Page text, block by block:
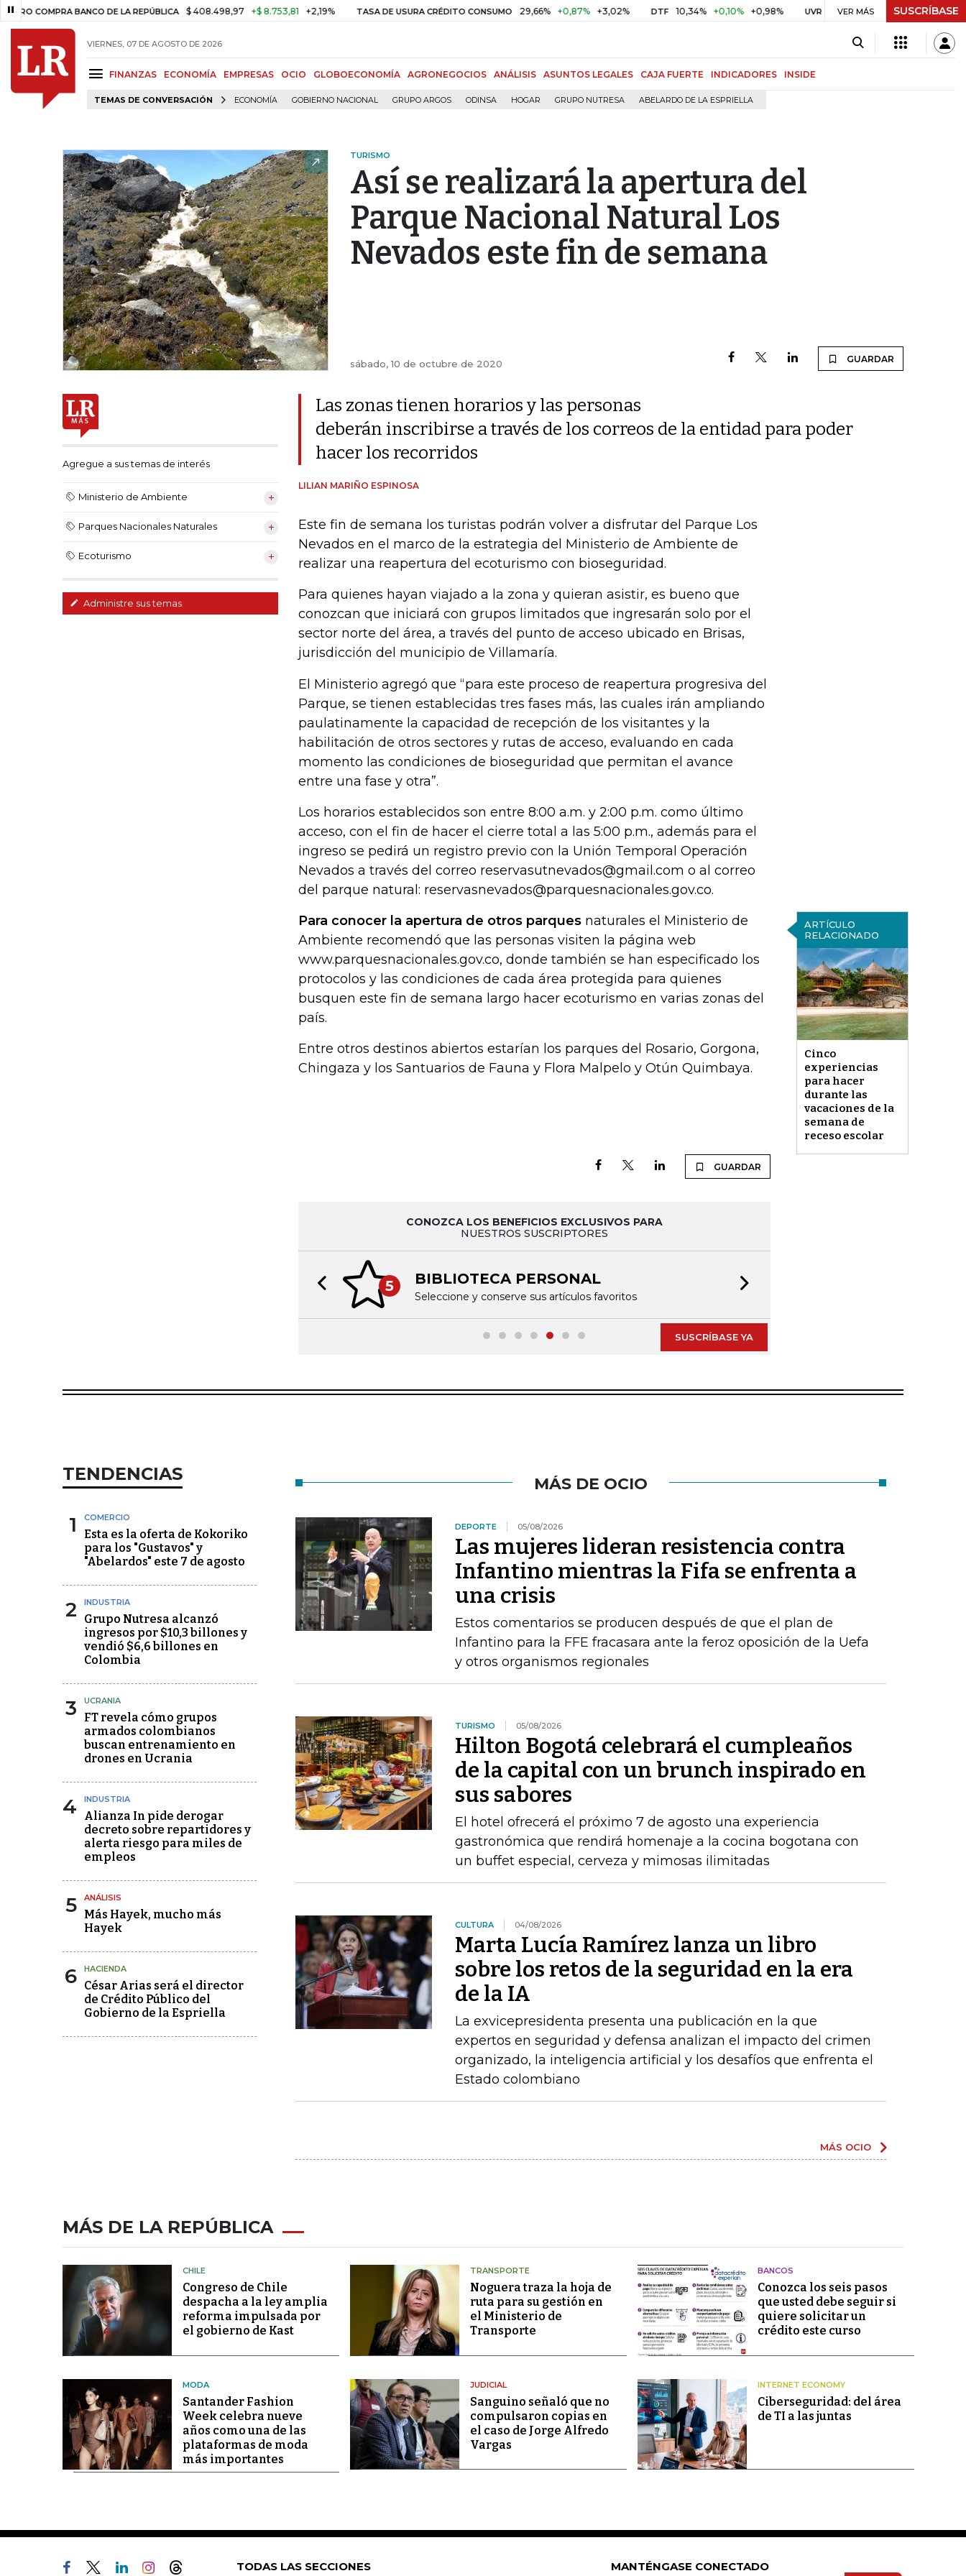
BANCO DE LA REPÚBLICA $ 408.498,97 +$ 8.753,81 +2,19% TASA DE USURA CRÉDITO CONSUMO 29,66% +0,87% +3,02% DTF 10,34% +0,10% +0,98% UVR $ 416,91 +$ 0,05 +0,01% BITCOIN
VER MÁS SUSCRÍBASE
VIERNES, 07 DE AGOSTO DE 2026
FINANZAS ECONOMÍA EMPRESAS OCIO GLOBOECONOMÍA AGRONEGOCIOS ANÁLISIS ASUNTOS LEGALES CAJA FUERTE INDICADORES INSIDE
TEMAS DE CONVERSACIÓN ECONOMÍA GOBIERNO NACIONAL GRUPO ARGOS ODINSA HOGAR GRUPO NUTRESA ABELARDO DE LA ESPRIELLA
TURISMO
Así se realizará la apertura del
Parque Nacional Natural Los
Nevados este fin de semana
sábado, 10 de octubre de 2020 GUARDAR
Agregue a sus temas de interés
Ministerio de Ambiente
Parques Nacionales Naturales
Ecoturismo
Administre sus temas
Las zonas tienen horarios y las personas
deberán inscribirse a través de los correos de la entidad para poder
hacer los recorridos
LILIAN MARIÑO ESPINOSA
Este fin de semana los turistas podrán volver a disfrutar del Parque Los
Nevados en el marco de la estrategia del Ministerio de Ambiente de
realizar una reapertura del ecoturismo con bioseguridad.
Para quienes hayan viajado a la zona y quieran asistir, es bueno que
conozcan que iniciará con grupos limitados que ingresarán solo por el
sector norte del área, a través del punto de acceso ubicado en Brisas,
jurisdicción del municipio de Villamaría.
El Ministerio agregó que “para este proceso de reapertura progresiva del
Parque, se tienen establecidas tres fases más, las cuales irán ampliando
paulatinamente la capacidad de recepción de los visitantes y la
habilitación de otros sectores y rutas de acceso, evaluando en cada
momento las condiciones de bioseguridad que permitan el avance
entre una fase y otra”.
Los horarios establecidos son entre 8:00 a.m. y 2:00 p.m. como último
acceso, con el fin de hacer el cierre total a las 5:00 p.m., además para el
ingreso se pedirá un registro previo con la Unión Temporal Operación
Nevados a través del correo reservasutnevados@gmail.com o al correo
del parque natural: reservasnevados@parquesnacionales.gov.co.
ARTÍCULO
RELACIONADO
Cinco
experiencias
para hacer
durante las
vacaciones de la
semana de
receso escolar
Para conocer la apertura de otros parques naturales el Ministerio de
Ambiente recomendó que las personas visiten la página web
www.parquesnacionales.gov.co, donde también se han especificado los
protocolos y las condiciones de cada área protegida para quienes
busquen este fin de semana largo hacer ecoturismo en varias zonas del
país.
Entre otros destinos abiertos estarían los parques del Rosario, Gorgona,
Chingaza y los Santuarios de Fauna y Flora Malpelo y Otún Quimbaya.
GUARDAR
CONOZCA LOS BENEFICIOS EXCLUSIVOS PARA
NUESTROS SUSCRIPTORES
5 BIBLIOTECA PERSONAL
Seleccione y conserve sus artículos favoritos
Previous slide
SUSCRÍBASE YA
TENDENCIAS
1 COMERCIO
Esta es la oferta de Kokoriko
para los "Gustavos" y
"Abelardos" este 7 de agosto
2 INDUSTRIA
Grupo Nutresa alcanzó
ingresos por $10,3 billones y
vendió $6,6 billones en
Colombia
3 UCRANIA
FT revela cómo grupos
armados colombianos
buscan entrenamiento en
drones en Ucrania
4 INDUSTRIA
Alianza In pide derogar
decreto sobre repartidores y
alerta riesgo para miles de
empleos
5 ANÁLISIS
Más Hayek, mucho más
Hayek
6 HACIENDA
César Arias será el director
de Crédito Público del
Gobierno de la Espriella
MÁS DE OCIO
DEPORTE 05/08/2026
Las mujeres lideran resistencia contra
Infantino mientras la Fifa se enfrenta a
una crisis
Estos comentarios se producen después de que el plan de
Infantino para la FFE fracasara ante la feroz oposición de la Uefa
y otros organismos regionales
TURISMO 05/08/2026
Hilton Bogotá celebrará el cumpleaños
de la capital con un brunch inspirado en
sus sabores
El hotel ofrecerá el próximo 7 de agosto una experiencia
gastronómica que rendirá homenaje a la cocina bogotana con
un buffet especial, cerveza y mimosas ilimitadas
CULTURA 04/08/2026
Marta Lucía Ramírez lanza un libro
sobre los retos de la seguridad en la era
de la IA
La exvicepresidenta presenta una publicación en la que
expertos en seguridad y defensa analizan el impacto del crimen
organizado, la inteligencia artificial y los desafíos que enfrenta el
Estado colombiano
MÁS OCIO
MÁS DE LA REPÚBLICA
CHILE
Congreso de Chile
despacha a la ley amplia
reforma impulsada por
el gobierno de Kast
TRANSPORTE
Noguera traza la hoja de
ruta para su gestión en
el Ministerio de
Transporte
BANCOS
Conozca los seis pasos
que usted debe seguir si
quiere solicitar un
crédito este curso
MODA
Santander Fashion
Week celebra nueve
años como una de las
plataformas de moda
más importantes
JUDICIAL
Sanguino señaló que no
compulsaron copias en
el caso de Jorge Alfredo
Vargas
INTERNET ECONOMY
Ciberseguridad: del área
de TI a las juntas
TODAS LAS SECCIONES MANTÉNGASE CONECTADO